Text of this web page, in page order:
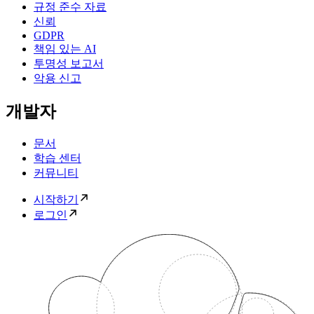
규정 준수 자료
신뢰
GDPR
책임 있는 AI
투명성 보고서
악용 신고
개발자
문서
학습 센터
커뮤니티
시작하기
로그인